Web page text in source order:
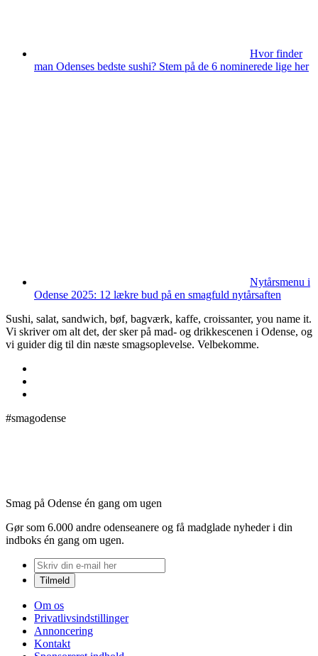
Hvor finder
man Odenses bedste sushi? Stem på de 6 nominerede lige her
Nytårsmenu i
Odense 2025: 12 lækre bud på en smagfuld nytårsaften
Sushi, salat, sandwich, bøf, bagværk, kaffe, croissanter, you name it.
Vi skriver om alt det, der sker på mad- og drikkescenen i Odense, og
vi guider dig til din næste smagsoplevelse. Velbekomme.
#smagodense
Smag på Odense én gang om ugen
Gør som 6.000 andre odenseanere og få madglade nyheder i din
indboks én gang om ugen.
Om os
Privatlivsindstillinger
Annoncering
Kontakt